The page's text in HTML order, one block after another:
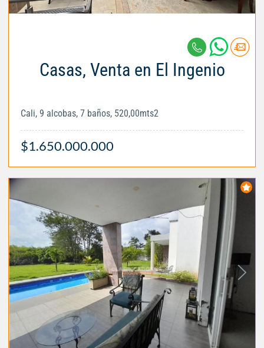
Casas, Venta en El Ingenio
Cali, 9 alcobas, 7 baños, 520,00mts2
$1.650.000.000